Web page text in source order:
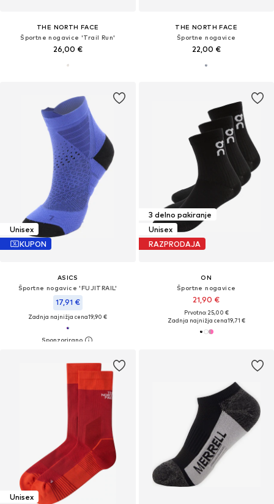
THE NORTH FACE
Športne nogavice 'Trail Run'
26,00 €
THE NORTH FACE
Športne nogavice
22,00 €
Unisex
KUPON
ASICS
Športne nogavice 'FUJITRAIL'
17,91 €
Zadnja najnižja cena19,90 €
3 delno pakiranje
Unisex
RAZPRODAJA
ON
Športne nogavice
21,90 €
Prvotno: 25,00 €
Zadnja najnižja cena19,71 €
Unisex